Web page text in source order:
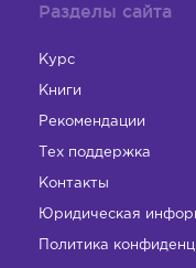
Разделы сайта
Курс
Книги
Рекомендации
Тех поддержка
Контакты
Юридическая
Политика